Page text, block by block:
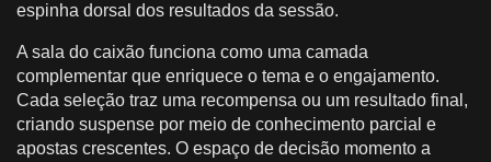
espinha dorsal dos resultados da sessão.
A sala do caixão funciona como uma camada
complementar que enriquece o tema e o engajamento.
Cada seleção traz uma recompensa ou um resultado final,
criando suspense por meio de conhecimento parcial e
apostas crescentes. O espaço de decisão momento a